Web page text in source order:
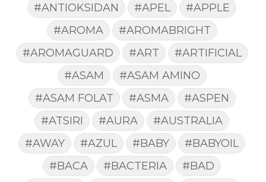
#ANTIOKSIDAN
#APEL
#APPLE
#AROMA
#AROMABRIGHT
#AROMAGUARD
#ART
#ARTIFICIAL
#ASAM
#ASAM AMINO
#ASAM FOLAT
#ASMA
#ASPEN
#ATSIRI
#AURA
#AUSTRALIA
#AWAY
#AZUL #BABY
#BABYOIL
#BACA
#BACTERIA
#BAD